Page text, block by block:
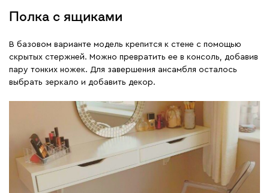
Полка с ящиками
В базовом варианте модель крепится к стене с помощью
скрытых стержней. Можно превратить ее в консоль, добавив
пару тонких ножек. Для завершения ансамбля осталось
выбрать зеркало и добавить декор.